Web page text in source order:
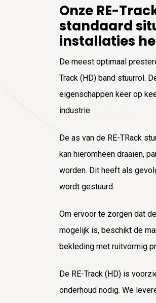
Onze RE-
standaard
installaties
De meest optimaal
Track (HD) band stuurrol.
eigenschappen keer op
industrie.
De as van de RE-TRack
kan hieromheen draaien,
worden. Dit heeft als
wordt gestuurd.
Om ervoor te zorgen dat
mogelijk is, beschikt de
bekleding met ruitvormig
De RE-Track (HD) is
onderhoud nodig. We